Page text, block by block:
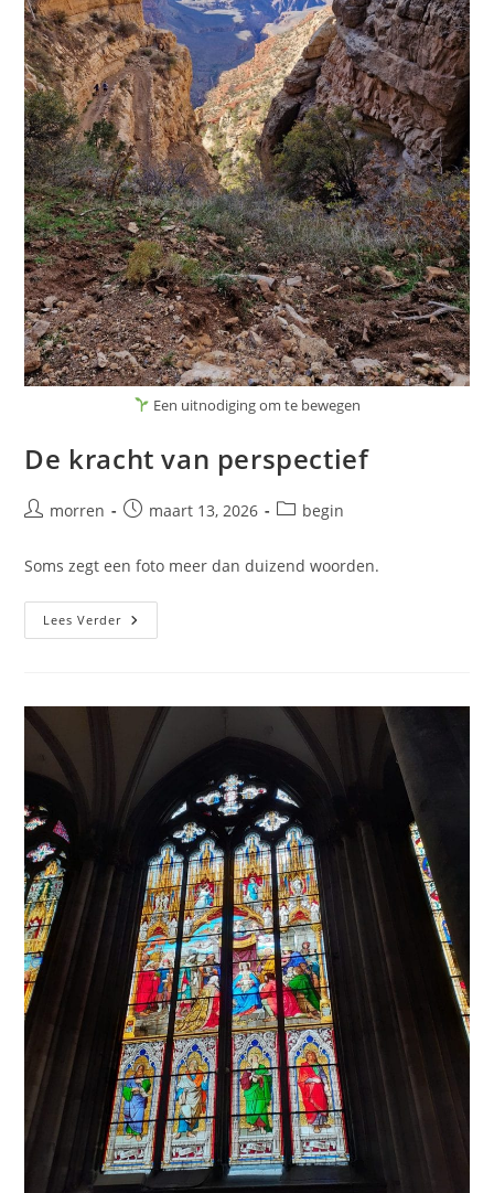
Een uitnodiging om te bewegen
De kracht van perspectief
Berichtmorren
Bericht
op:
maart 13, 2026 Berichtcategorie:
begin
Soms zegt een foto meer dan duizend woorden.
Lees VerderDe
Kracht